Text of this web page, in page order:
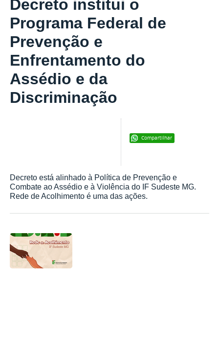
Decreto institui o
Programa Federal de
Prevenção e
Enfrentamento do
Assédio e da
Discriminação
Compartilhar
Decreto está alinhado à Política de Prevenção e
Combate ao Assédio e à Violência do IF Sudeste MG.
Rede de Acolhimento é uma das ações.